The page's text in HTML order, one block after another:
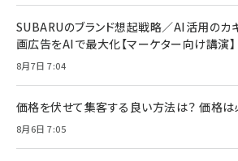
SUBARUのブランド想起戦略／AI活用のカギ
画広告をAIで最大化【マーケター向け講演】
8月7日 7:04
価格を伏せて集客する良い方法は？ 価格は
8月6日 7:05